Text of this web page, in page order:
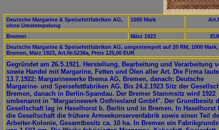
Deutsche Margarine & Speisefettfabriken AG,
ohne Umstempelung
1000 Mark
Bremen März 1923
Deutsche Margarine & Speisefettfabriken AG, umgestempelt auf 20 RM, 1000 Mark,
Bremen, März 1923, Art.Nr.5236a, Preis 125,00 EUR
Gegründet am 26.5.1921. Herstellung, Bearbeitung und Verarbeitung
sowie Handel mit Margarine, Fetten und Ölen aller Art. Die Firma
13.7.1922: Margarinewerke Brema AG, Bremen, danach: Deutsche
Margarine- und Speisefettfabriken AG. Bis 24.2.1923 Sitz der
Bremen, danach in Berlin-Spandau. Der Bremer Stammsitz wird 1922
umbenannt in "Margarinewerk Ostfriesland GmbH". Der Grundbesitz
Gesellschaft lag in Haselhorst b. Berlin und in Bremen. In Haselhorst
die Gesellschaft die frühere Armeekonservenfabrik sowie einen Teil
Arbeiter-Kolonie, Gesamtbesitz ca. 10 ha. In Bremen ein